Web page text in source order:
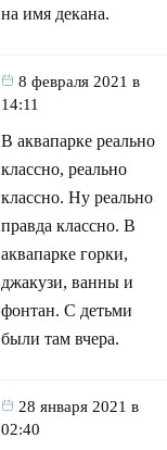
на имя декана.
8 февраля 2021 в
14:11
В аквапарке реально
классно, реально
классно. Ну реально
правда классно. В
аквапарке горки,
джакузи, ванны и
фонтан. С детьми
были там вчера.
28 января 2021 в
02:40